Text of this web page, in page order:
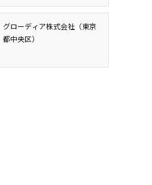
グローディア株式会社（東京
都中央区）